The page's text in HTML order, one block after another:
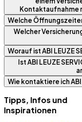
Kontaktaufnahme
Welche Öffnungszeiten
Welcher
Worauf ist ABI LEUZE
Ist ABI LEUZE
Wie kontaktiere ich ABI
Tipps, Infos und
Inspirationen